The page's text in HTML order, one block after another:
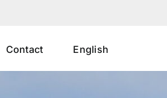
Contact English